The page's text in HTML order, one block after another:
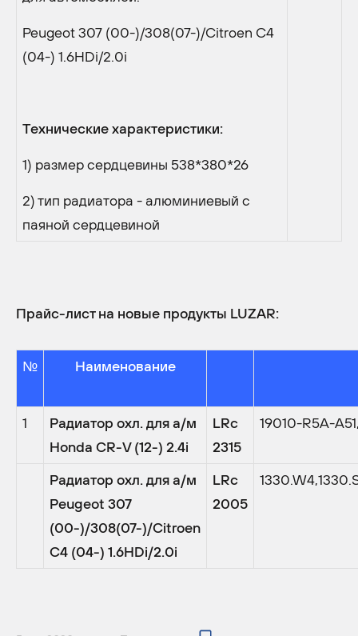
Peugeot 307 (00-)/308(07-)/Citroen C4
(04-) 1.6HDi/2.0i
Технические характеристики:
1) размер сердцевины 538*380*26
2) тип радиатора - алюминиевый с
паяной сердцевиной
Прайс-лист на новые продукты LUZAR:
№ Наименование
1
Радиатор охл. для а/м
Honda CR-V(12-) 2.4i
LRc
2315
19010-R5A-
Радиатор охл. для а/м
Peugeot 307
(00-)/308(07-)/Citroen
C4 (04-) 1.6HDi/2.0i
LRc
2005